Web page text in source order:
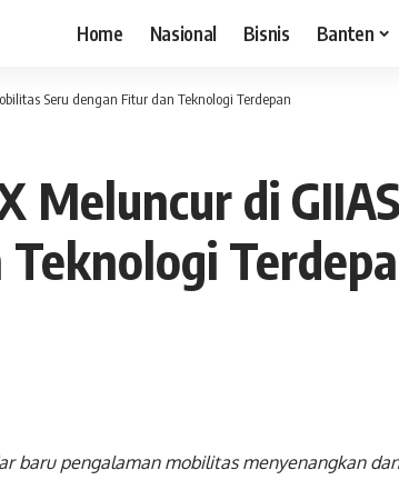
Home Nasional Bisnis Banten
Seru dengan Fitur dan Teknologi Terdepan
Meluncur di
baru pengalaman mobilitas menyenangkan dan